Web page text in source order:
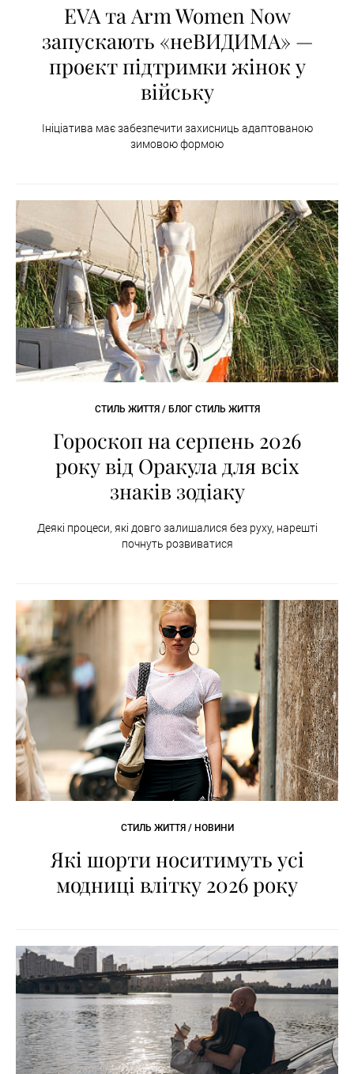
EVA та Arm Women Now
запускають «неВИДИМА» —
проєкт підтримки жінок у
війську
Ініціатива має забезпечити захисниць адаптованою
зимовою формою
СТИЛЬ ЖИТТЯ / БЛОГ СТИЛЬ ЖИТТЯ
Гороскоп на серпень 2026
року від Оракула для всіх
знаків зодіаку
Деякі процеси, які довго залишалися без руху, нарешті
почнуть розвиватися
СТИЛЬ ЖИТТЯ / НОВИНИ
Які шорти носитимуть усі
модниці влітку 2026 року